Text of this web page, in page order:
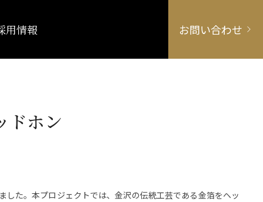
用情報 お問い合わせ
ドホン
した。本プロジェクトでは、金沢の伝統工芸である金箔をヘッ